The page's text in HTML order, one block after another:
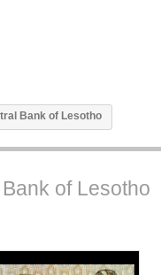
Bank of Lesotho
of Lesotho